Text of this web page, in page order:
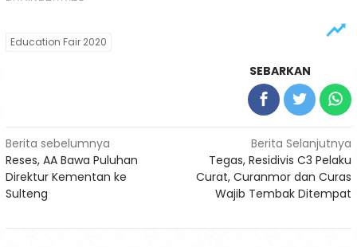
Education Fair 2020
SEBARKAN
Navigasi
pos
Berita sebelumnya
Reses, AA Bawa Puluhan
Direktur Kementan ke
Sulteng
Berita Selanjutnya
Tegas, Residivis C3 Pelaku
Curat, Curanmor dan Curas
Wajib Tembak Ditempat